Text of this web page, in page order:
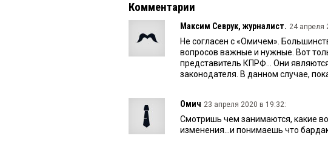
Комментарии
Максим Севрук, журналист. 24 апреля
Не согласен с «Омичем».
вопросов важные и нужные. Вот
представитель КПРФ... Они
законодателя. В данном случае,
Омич 23 апреля 2020 в 19:32:
Смотришь чем занимаются, какие
изменения...и понимаешь что